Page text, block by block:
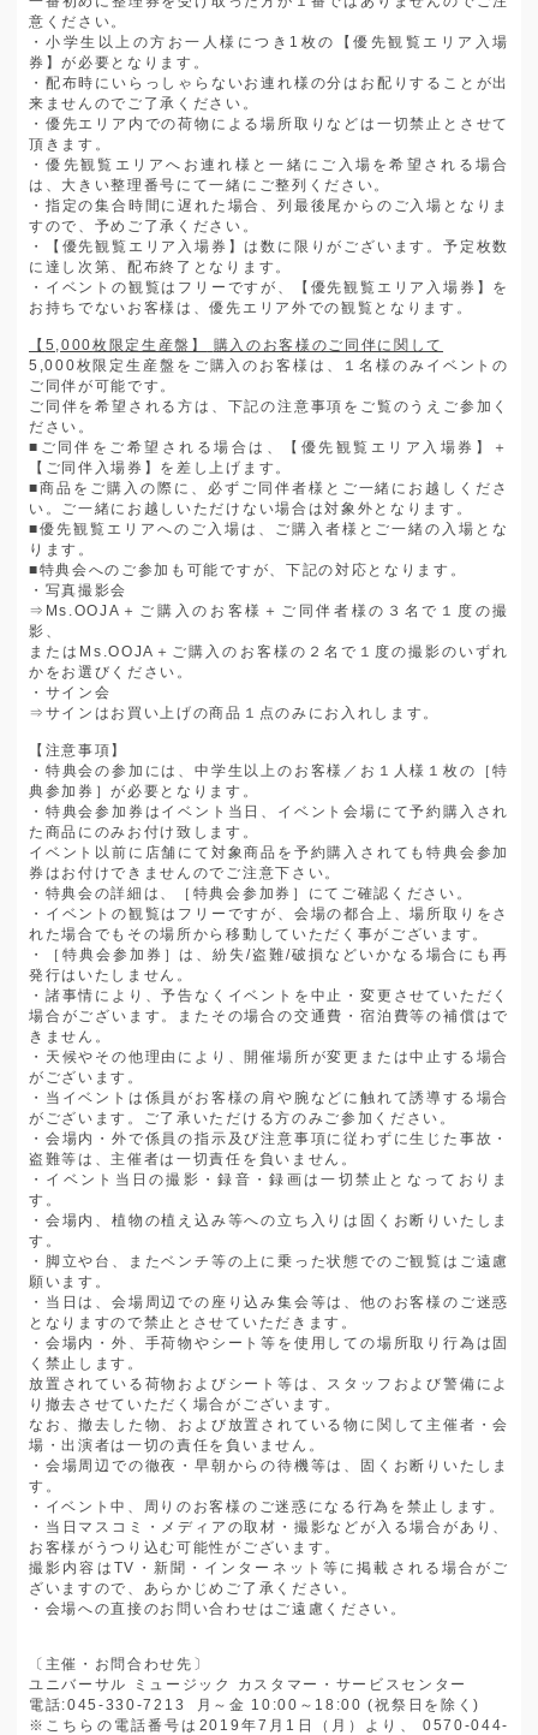
意ください。
・小学生以上の方お一人様につき 1 枚の【優先観覧エリア入場
券】が必要となります。
・配布時にいらっしゃらないお連れ様の分はお配りすることが出
来ませんのでご了承ください。
・優先エリア内での荷物による場所取りなどは一切禁止とさせて
頂きます。
・優先観覧エリアへお連れ様と一緒にご入場を希望される場合
は、大きい整理番号にて一緒にご整列ください。
・指定の集合時間に遅れた場合、列最後尾からのご入場となりま
すので、予めご了承ください。
・【優先観覧エリア入場券】は数に限りがございます。予定枚数
に達し次第、配布終了となります。
・イベントの観覧はフリーですが、【優先観覧エリア入場券】を
お持ちでないお客様は、優先エリア外での観覧となります。
【 5,000枚限定生産盤】
購入のお客様のご同伴に関して
5,000枚限定生産盤をご購入のお客様は、１名様のみイベントの
ご同伴が可能です。
ご同伴を希望される方は、下記の注意事項をご覧のうえご参加く
ださい。
■ ご同伴をご希望される場合は、【優先観覧エリア入場券】＋
【ご同伴入場券】を差し上げます。
■商品をご購入の際に、必ずご同伴者様とご一緒にお越しくださ
い。ご一緒にお越しいただけない場合は対象外となります。
■優先観覧エリアへのご入場は、ご購入者様とご一緒の入場とな
ります。
■特典会へのご参加も可能ですが、下記の対応となります。
・写真撮影会
⇒ Ms.OOJA ＋ご購入のお客様＋ご同伴者様の３名で１度の撮
影、
または Ms.OOJA ＋ご購入のお客様の２名で１度の撮影のいずれ
かをお選びください。
・サイン会
⇒サインはお買い上げの商品１点のみにお入れします。
【注意事項】
・特典会の参加には、中学生以上のお客様／お１人様１枚の［特
典参加券］が必要となります。
・特典会参加券はイベント当日、イベント会場にて予約購入され
た商品にのみお付け致します。
イベント以前に店舗にて対象商品を予約購入されても特典会参加
券はお付けできませんのでご注意下さい。
・特典会の詳細は、［特典会参加券］にてご確認ください。
・イベントの観覧はフリーですが、会場の都合上、場所取りをさ
れた場合でもその場所から移動していただく事がございます。
・［特典会参加券］は、紛失/盗難/破損などいかなる場合にも再
発行はいたしません。
・諸事情により、予告なくイベントを中止・変更させていただく
場合がございます。またその場合の交通費・宿泊費等の補償はで
きません。
・天候やその他理由により、開催場所が変更または中止する場合
がございます。
・当イベントは係員がお客様の肩や腕などに触れて誘導する場合
がございます。ご了承いただける方のみご参加ください。
・会場内・外で係員の指示及び注意事項に従わずに生じた事故・
盗難等は、主催者は一切責任を負いません。
・イベント当日の撮影・録音・録画は一切禁止となっておりま
す。
・会場内、植物の植え込み等への立ち入りは固くお断りいたしま
す。
・脚立や台、またベンチ等の上に乗った状態でのご観覧はご遠慮
願います。
・当日は、会場周辺での座り込み集会等は、他のお客様のご迷惑
となりますので禁止とさせていただきます。
・会場内・外、手荷物やシート等を使用しての場所取り行為は固
く禁止します。
放置されている荷物およびシート等は、スタッフおよび警備によ
り撤去させていただく場合がございます。
なお、撤去した物、および放置されている物に関して主催者・会
場・出演者は一切の責任を負いません。
・会場周辺での徹夜・早朝からの待機等は、固くお断りいたしま
す。
・イベント中、周りのお客様のご迷惑になる行為を禁止します。
・当日マスコミ・メディアの取材・撮影などが入る場合があり、
お客様がうつり込む可能性がございます。
撮影内容は TV ・新聞・インターネット等に掲載される場合がご
ざいますので、あらかじめご了承ください。
・会場への直接のお問い合わせはご遠慮ください。
〔主催・お問合わせ先〕
ユニバーサル ミュージック カスタマー・サービスセンター
電話:045-330-7213 月～金 10:00 ～ 18:00 (祝祭日を除く)
※ こちらの電話番号は 2019 年7 月 1 日（月）より、
0570-044-